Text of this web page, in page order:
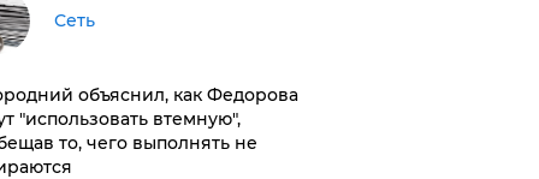
Сеть
объяснил, как Федорова
"использовать втемную",
то, чего выполнять не